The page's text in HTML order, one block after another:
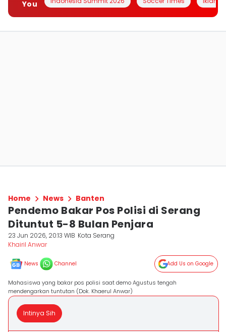
You
Home News Banten
Pendemo Bakar Pos Polisi di Serang
Dituntut 5-8 Bulan Penjara
23 Jun 2026, 20:13 WIB Kota Serang
Khairil Anwar
News Channel Add Us on Google
Mahasiswa yang bakar pos polisi saat demo Agustus tengah
mendengarkan tuntutan (Dok. Khaerul Anwar)
Intinya Sih